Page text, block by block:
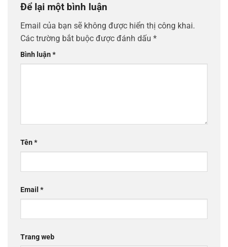
Để lại một bình luận
Email của bạn sẽ không được hiển thị công khai.
Các trường bắt buộc được đánh dấu *
Bình luận*
Tên*
Email *
Trang web